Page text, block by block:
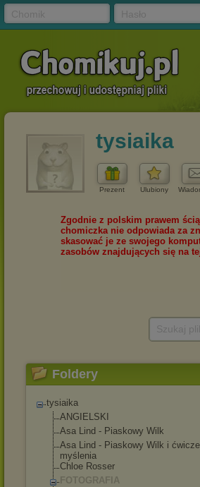
tysiaika
Prezent Ulubiony
Foldery
tysiaika
ANGIELSKI
Asa Lind - Piaskowy Wilk
Asa Lind - Piaskowy Wilk i
myślenia
Chloe Rosser
FOTOGRAFIA